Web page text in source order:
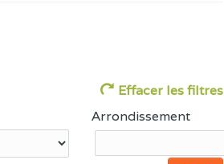
Effacer les filtres
Arrondissement